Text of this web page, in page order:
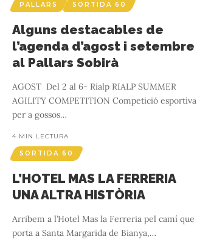
PALLARS SORTIDA 60
Alguns destacables de
l’agenda d’agost i setembre
al Pallars Sobirà
AGOST Del 2 al 6- Rialp RIALP SUMMER
AGILITY COMPETITION Competició esportiva
per a gossos…
4 MIN LECTURA
SORTIDA 60
L’HOTEL MAS LA FERRERIA
UNA ALTRA HISTÒRIA
Arribem a l’Hotel Mas la Ferreria pel camí que
porta a Santa Margarida de Bianya,…